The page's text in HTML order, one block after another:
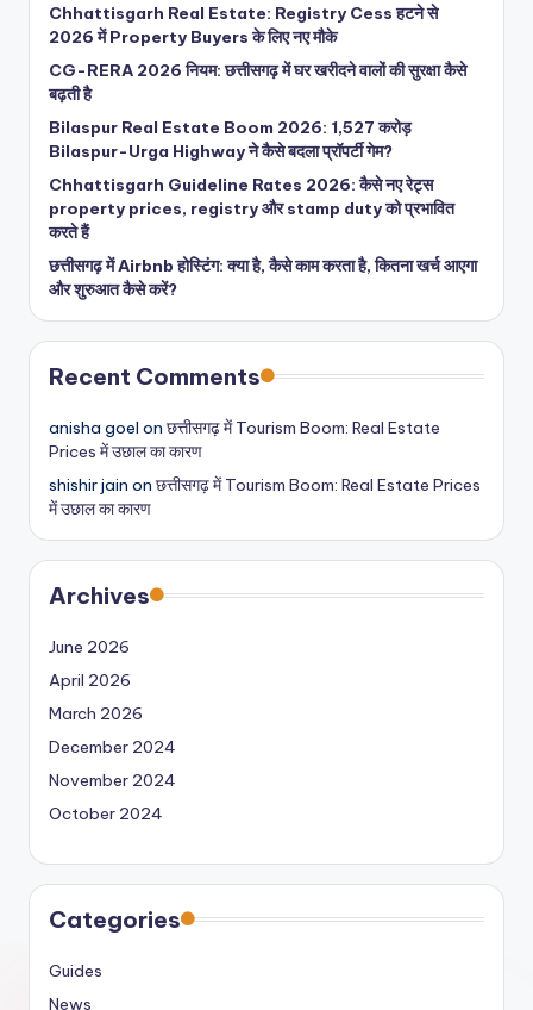
Chhattisgarh Real Estate: Registry Cess हटने से
2026 में Property Buyers के लिए नए मौके
CG-RERA 2026 नियम: छत्तीसगढ़ में घर खरीदने वालों की सुरक्षा कैसे
बढ़ती है
Bilaspur Real Estate Boom 2026: 1,527 करोड़
Bilaspur-Urga Highway ने कैसे बदला प्रॉपर्टी गेम?
Chhattisgarh Guideline Rates 2026: कैसे नए रेट्स
property prices, registry और stamp duty को प्रभावित
करते हैं
छत्तीसगढ़ में Airbnb होस्टिंग: क्या है, कैसे काम करता है, कितना खर्च आएगा
और शुरुआत कैसे करें?
Recent Comments
anisha goel on छत्तीसगढ़ में Tourism Boom: Real Estate
Prices में उछाल का कारण
shishir jain on छत्तीसगढ़ में Tourism Boom: Real Estate Prices
में उछाल का कारण
Archives
June 2026
April 2026
March 2026
December 2024
November 2024
October 2024
Categories
Guides
News